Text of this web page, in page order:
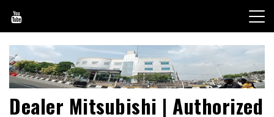
content
Dealer Mitsubishi | Authorized